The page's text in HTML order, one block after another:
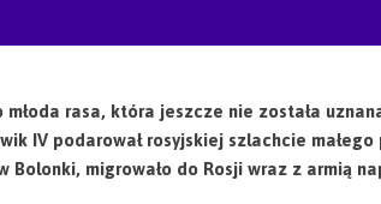
rasa, która jeszcze nie została
IV podarował rosyjskiej szlachcie
Bolonki, migrowało do Rosji wraz z armią